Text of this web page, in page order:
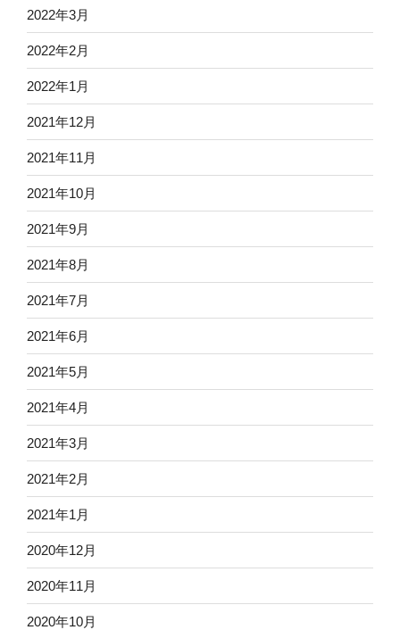
2022年3月
2022年2月
2022年1月
2021年12月
2021年11月
2021年10月
2021年9月
2021年8月
2021年7月
2021年6月
2021年5月
2021年4月
2021年3月
2021年2月
2021年1月
2020年12月
2020年11月
2020年10月